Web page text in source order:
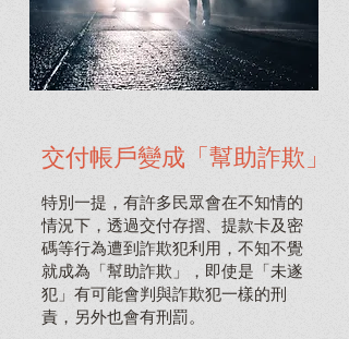
交付帳戶變成「幫助詐欺」
特別一提，有許多民眾會在不知情的
情況下，透過交付存摺、提款卡及密
碼等行為遭到詐欺犯利用，不知不覺
就成為「幫助詐欺 」，即使是「未遂
犯」有可能會判與詐欺犯一樣的刑
責，另外也會有刑罰。